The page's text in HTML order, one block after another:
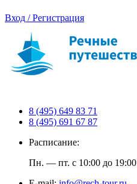
Вход / Регистрация
8 (495) 649 83 71
8 (495) 691 67 87
Расписание:
Пн. — пт. с 10:00 до 19:00